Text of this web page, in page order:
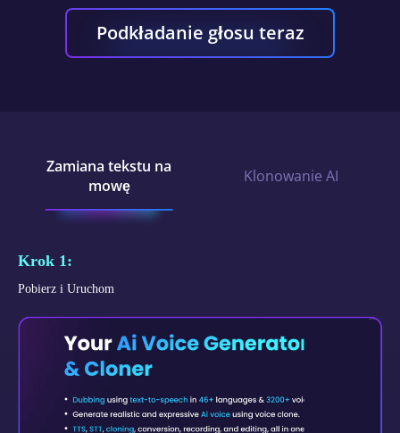
Podkładanie głosu teraz
Zamiana tekstu na
mowę
Klonowanie AI
Krok 1:
Pobierz i Uruchom